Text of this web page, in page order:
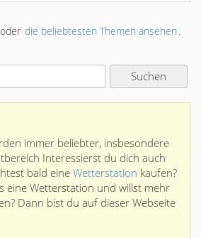
oder die beliebtesten Themen ansehen .
immer beliebter, insbesondere
Interessierst du dich auch
bald eine Wetterstation kaufen?
eine Wetterstation und willst mehr
Dann bist du auf dieser Webseite